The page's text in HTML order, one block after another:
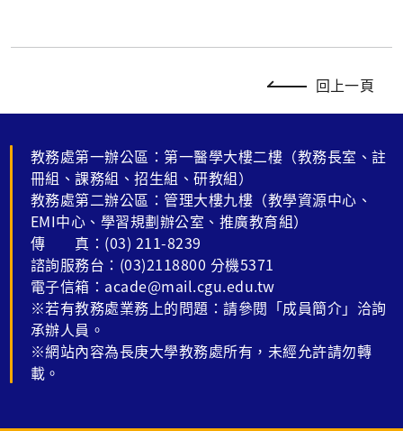
回上一頁
教務處第一辦公區：第一醫學大樓二樓（教務長室、註
冊組、課務組、招生組、研教組）
教務處第二辦公區：管理大樓九樓（教學資源中心、
EMI中心、學習規劃辦公室、推廣教育組）
傳 真：(03) 211-8239
諮詢服務台：(03)2118800 分機5371
電子信箱：acade@mail.cgu.edu.tw
※若有教務處業務上的問題：請參閱「成員簡介」洽詢
承辦人員。
※網站內容為長庚大學教務處所有，未經允許請勿轉
載。